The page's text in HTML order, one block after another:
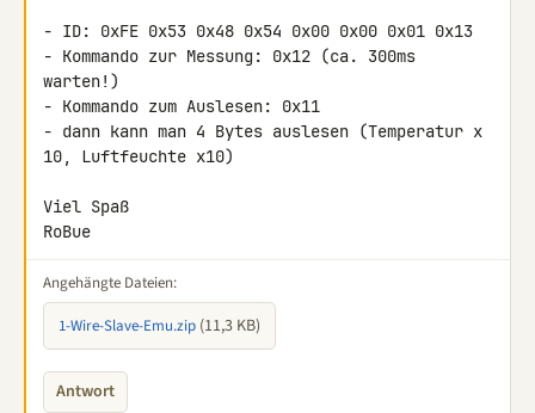
- ID: 0xFE 0x53 0x48 0x54 0x00 0x00 0x01 0x13
- Kommando zur Messung: 0x12 (ca. 300ms
warten!)
- Kommando zum Auslesen: 0x11
- dann kann man 4 Bytes auslesen (Temperatur x
10, Luftfeuchte x10)
Viel Spaß
RoBue
Angehängte Dateien:
1-Wire-Slave-Emu.zip (11,3 KB)
Antwort